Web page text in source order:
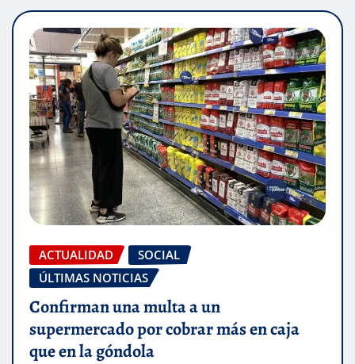
ACTUALIDAD
SOCIAL
ÚLTIMAS NOTICIAS
Confirman una multa a un
supermercado por cobrar más en caja
que en la góndola